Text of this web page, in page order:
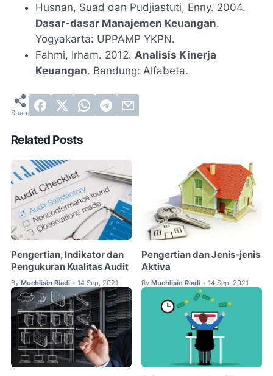
Husnan, Suad dan Pudjiastuti, Enny. 2004.
Dasar-dasar Manajemen Keuangan.
Yogyakarta: UPPAMP YKPN.
Fahmi, Irham. 2012. Analisis Kinerja
Keuangan. Bandung: Alfabeta.
Related Posts
Pengertian, Indikator dan
Pengukuran Kualitas Audit
By Muchlisin Riadi • 14 Sep, 2021
Pengertian dan Jenis-jenis
Aktiva
By Muchlisin Riadi • 14 Sep, 2021